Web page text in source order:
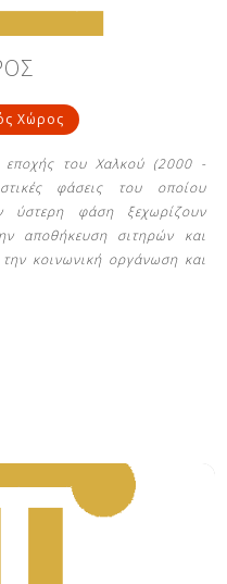
Χώρος
εποχής του Χαλκού (2000 -
φάσεις του οποίου
ύστερη φάση ξεχωρίζουν
αποθήκευση σιτηρών και
κοινωνική οργάνωση και